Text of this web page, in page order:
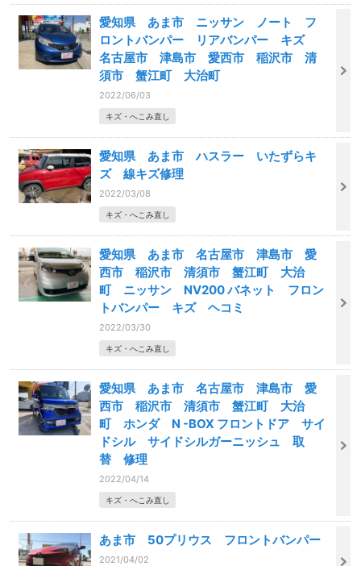
愛知県 あま市 ニッサン ノート フ
ロントバンパー リアバンパー キズ
名古屋市 津島市 愛西市 稲沢市 清
須市 蟹江町 大治町
2022/06/03
キズ・へこみ直し
愛知県 あま市 ハスラー いたずらキ
ズ 線キズ修理
2022/03/08
キズ・へこみ直し
愛知県 あま市 名古屋市 津島市 愛
西市 稲沢市 清須市 蟹江町 大治
町 ニッサン NV200 バネット フロン
トバンパー キズ ヘコミ
2022/03/30
キズ・へこみ直し
愛知県 あま市 名古屋市 津島市 愛
西市 稲沢市 清須市 蟹江町 大治
町 ホンダ N -BOX フロントドア サイ
ドシル サイドシルガーニッシュ 取
替 修理
2022/04/14
キズ・へこみ直し
あま市 50プリウス フロントバンパー
2021/04/02